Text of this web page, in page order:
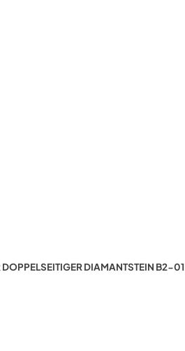
DOPPELSEITIGER DIAMANTSTEIN B2-